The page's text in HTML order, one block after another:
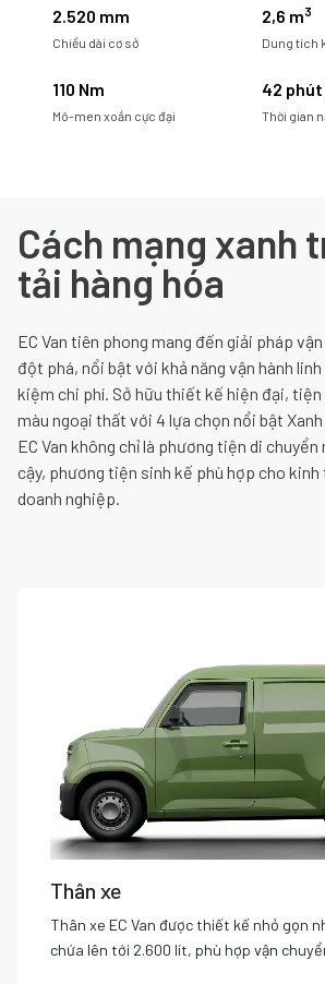
2.520 mm
Chiều dài cơ sở
2,6 m3
Dung tích
110 Nm
Mô-men xoắn cực đại
42 phút
Thời gian
Cách mạng xanh
tải hàng hóa
EC Van tiên phong mang đến giải pháp
đột phá, nổi bật với khả năng vận hành
kiệm chi phí. Sở hữu thiết kế hiện đại, tiện
màu ngoại thất với 4 lựa chọn nổi bật Xanh
EC Van không chỉ là phương tiện di
cậy, phương tiện sinh kế phù hợp cho kinh
doanh nghiệp.
Thân xe
Thân xe EC Van được thiết kế nhỏ gọn
chứa lên tới 2.600 lít, phù hợp vận